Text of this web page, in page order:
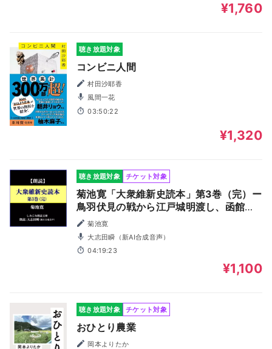
¥1,760
聴き放題対象
コンビニ人間
村田沙耶香
風間一花
03:50:22
¥1,320
聴き放題対象 チケット対象
菊池寛「大衆維新史読本」第3巻（完）ー
鳥羽伏見の戦から江戸城明渡し、函館戦
争等まで（しみじみ朗読文庫）
菊池寛
大志田瞬（新AI合成音声）
04:19:23
¥1,100
聴き放題対象 チケット対象
おひとり農業
岡本よりたか